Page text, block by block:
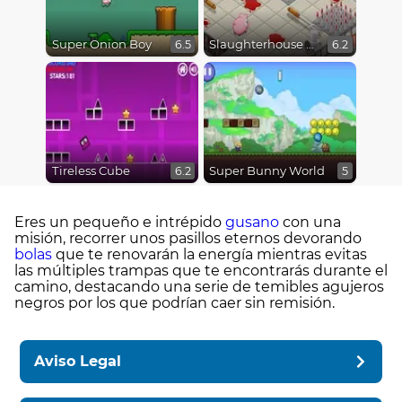
Super Onion Boy 6.5 Slaughterhouse Escape 6.2
Tireless Cube 6.2 Super Bunny World 5
Eres un pequeño e intrépido gusano con una
misión, recorrer unos pasillos eternos devorando
bolas que te renovarán la energía mientras evitas
las múltiples trampas que te encontrarás durante el
camino, destacando una serie de temibles agujeros
negros por los que podrían caer sin remisión.
Aviso Legal